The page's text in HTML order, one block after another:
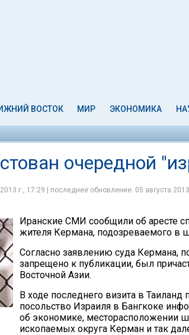
ВОСТОК МИР ЭКОНОМИКА
очередной
г., 17:29 | последнее обновление: 05 августа
Иранские СМИ сообщили об аресте
жителя Кермана, подозреваемого в
Согласно заявлению суда Кермана,
запрещено к публикации, был
Восточной Азии.
В ходе последнего визита в
посольство Израиля в Бангкоке
об экономике, месторасположении
ископаемых округа Керман и так